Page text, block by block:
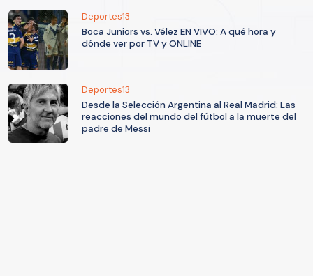
Deportes13
Boca Juniors vs. Vélez EN VIVO: A qué hora y
dónde ver por TV y ONLINE
Deportes13
Desde la Selección Argentina al Real Madrid: Las
reacciones del mundo del fútbol a la muerte del
padre de Messi